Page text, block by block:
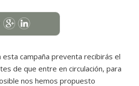
esta campaña preventa recibirás el
de que entre en circulación, para
nos hemos propuesto